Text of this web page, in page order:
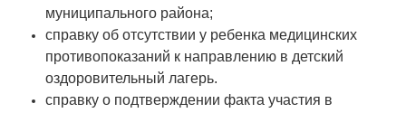
муниципального района;
справку об отсутствии у ребенка медицинских
противопоказаний к направлению в детский
оздоровительный лагерь.
справку о подтверждении факта участия в